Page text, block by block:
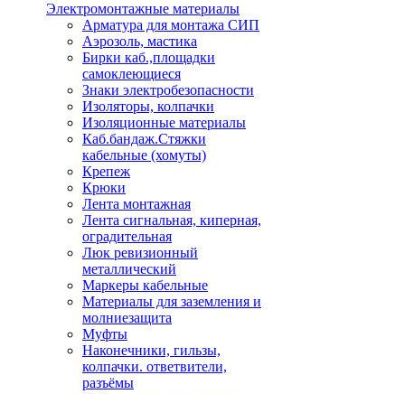
Электромонтажные материалы
Арматура для монтажа СИП
Аэрозоль, мастика
Бирки каб.,площадки
самоклеющиеся
Знаки электробезопасности
Изоляторы, колпачки
Изоляционные материалы
Каб.бандаж.Стяжки
кабельные (хомуты)
Крепеж
Крюки
Лента монтажная
Лента сигнальная, киперная,
оградительная
Люк ревизионный
металлический
Маркеры кабельные
Материалы для заземления и
молниезащита
Муфты
Наконечники, гильзы,
колпачки. ответвители,
разъёмы